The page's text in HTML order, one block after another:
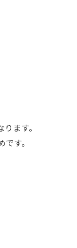
ます。
す。